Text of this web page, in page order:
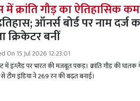
में क्रांति गौड़ का ऐतिहासिक
ऑनर्स बोर्ड पर नाम दर्ज
क्रिकेटर बनीं
On 15 Jul 2026 12:23:01
में इंग्लैंड पर भारत की मजबूत पकड़। क्रांति गौड़ की घातक
टीम इंडिया ने 269 रन की बढ़त बनाई।